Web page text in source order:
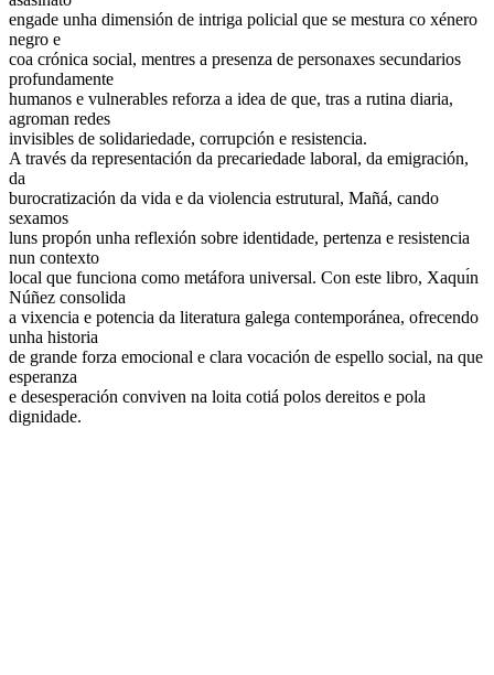
engade unha dimensión de intriga policial que se mestura co xénero
negro e
coa crónica social, mentres a presenza de personaxes secundarios
profundamente
humanos e vulnerables reforza a idea de que, tras a rutina diaria,
agroman redes
invisibles de solidariedade, corrupción e resistencia.
A través da representación da precariedade laboral, da emigración,
da
burocratización da vida e da violencia estrutural, Mañá, cando
sexamos
luns propón unha reflexión sobre identidade, pertenza e resistencia
nun contexto
local que funciona como metáfora universal. Con este libro, Xaquı́n
Núñez consolida
a vixencia e potencia da literatura galega contemporánea, ofrecendo
unha historia
de grande forza emocional e clara vocación de espello social, na que
esperanza
e desesperación conviven na loita cotiá polos dereitos e pola
dignidade.